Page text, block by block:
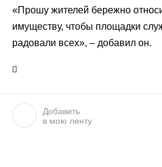
«Прошу жителей бережно
имуществу, чтобы площадки
радовали всех», – добавил он.
Добавить
в мою ленту